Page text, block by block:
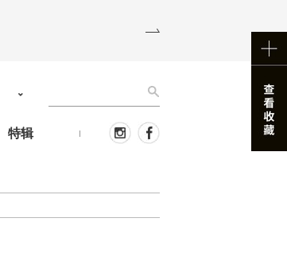
特辑